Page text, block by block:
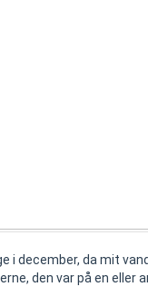
i december, da mit
den var på en eller